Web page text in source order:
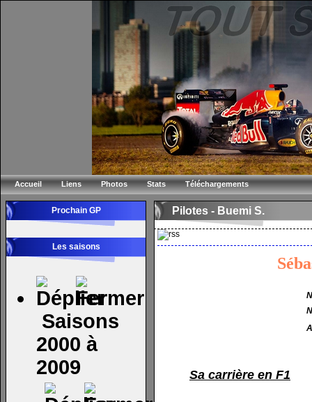
Accueil Liens Photos Stats Téléchargements
Prochain GP
Les saisons
Saisons
2000 à
2009
Pilotes - Buemi S.
Sa carrière en F1